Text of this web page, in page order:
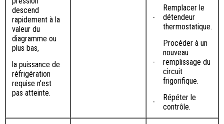
descend
rapidement à la
valeur du
diagramme ou
plus bas,
la puissance de
réfrigération
requise n'est
pas atteinte.
-
Remplacer le
détendeur
thermostatique.
-
Procéder à un
nouveau
remplissage du
circuit
frigorifique.
-
Répéter le
contrôle.